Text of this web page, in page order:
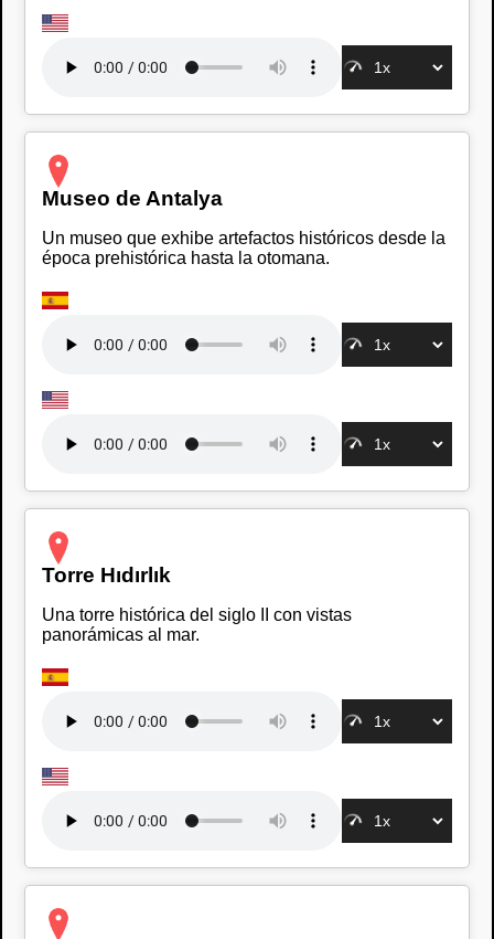
Museo de Antalya
Un museo que exhibe artefactos históricos desde la
época prehistórica hasta la otomana.
Torre Hıdırlık
Una torre histórica del siglo II con vistas
panorámicas al mar.